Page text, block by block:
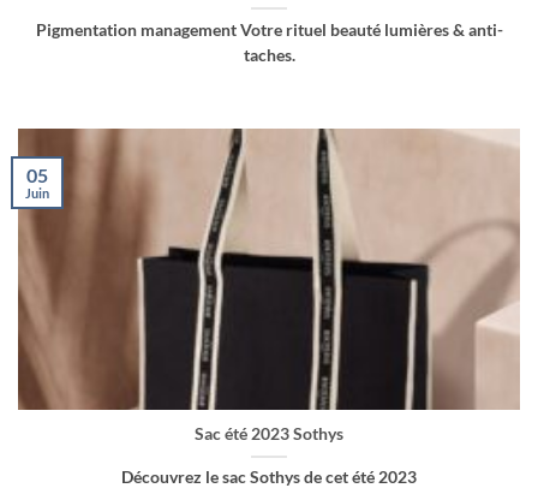
Pigmentation management Votre rituel beauté lumières & anti-
taches.
Sac été 2023 Sothys
Découvrez le sac Sothys de cet été 2023
05
Juin